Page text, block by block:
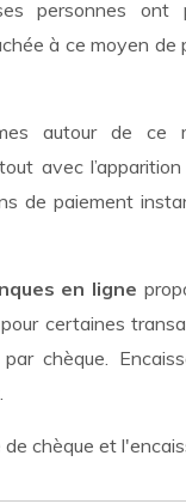
personnes
à ce moyen de
autour de ce
avec
de paiement
en ligne
certaines
chèque.
chèque et